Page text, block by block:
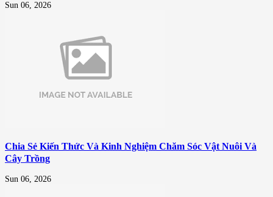
Sun 06, 2026
Chia Sẻ Kiến Thức Và Kinh Nghiệm Chăm Sóc Vật Nuôi Và
Cây Trồng
Sun 06, 2026